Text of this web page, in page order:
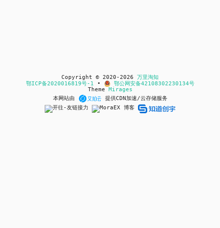
Copyright © 2020-2026 万里淘知
鄂ICP备2020016819号-1 •
鄂公网安备42108302230134号
Theme Mirages
本网站由
提供CDN加速/云存储服务